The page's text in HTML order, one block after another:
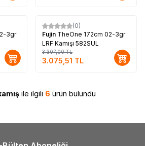
3gr
%7
(0)
Fujin TheOne 172cm 02-3gr
LRF Kamışı 582SUL
3.307,00TL
3.075,51 TL
ile ilgili 6 ürün bulundu